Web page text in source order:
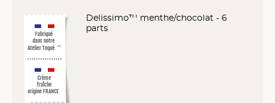
Fabriqué
dans notre
Atelier Toqué ™*
Crème
fraîche
origine FRANCE
Delissimo™ menthe/chocolat - 6
parts